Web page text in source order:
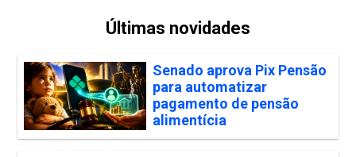
Últimas novidades
Senado aprova Pix Pensão
para automatizar
pagamento de pensão
alimentícia